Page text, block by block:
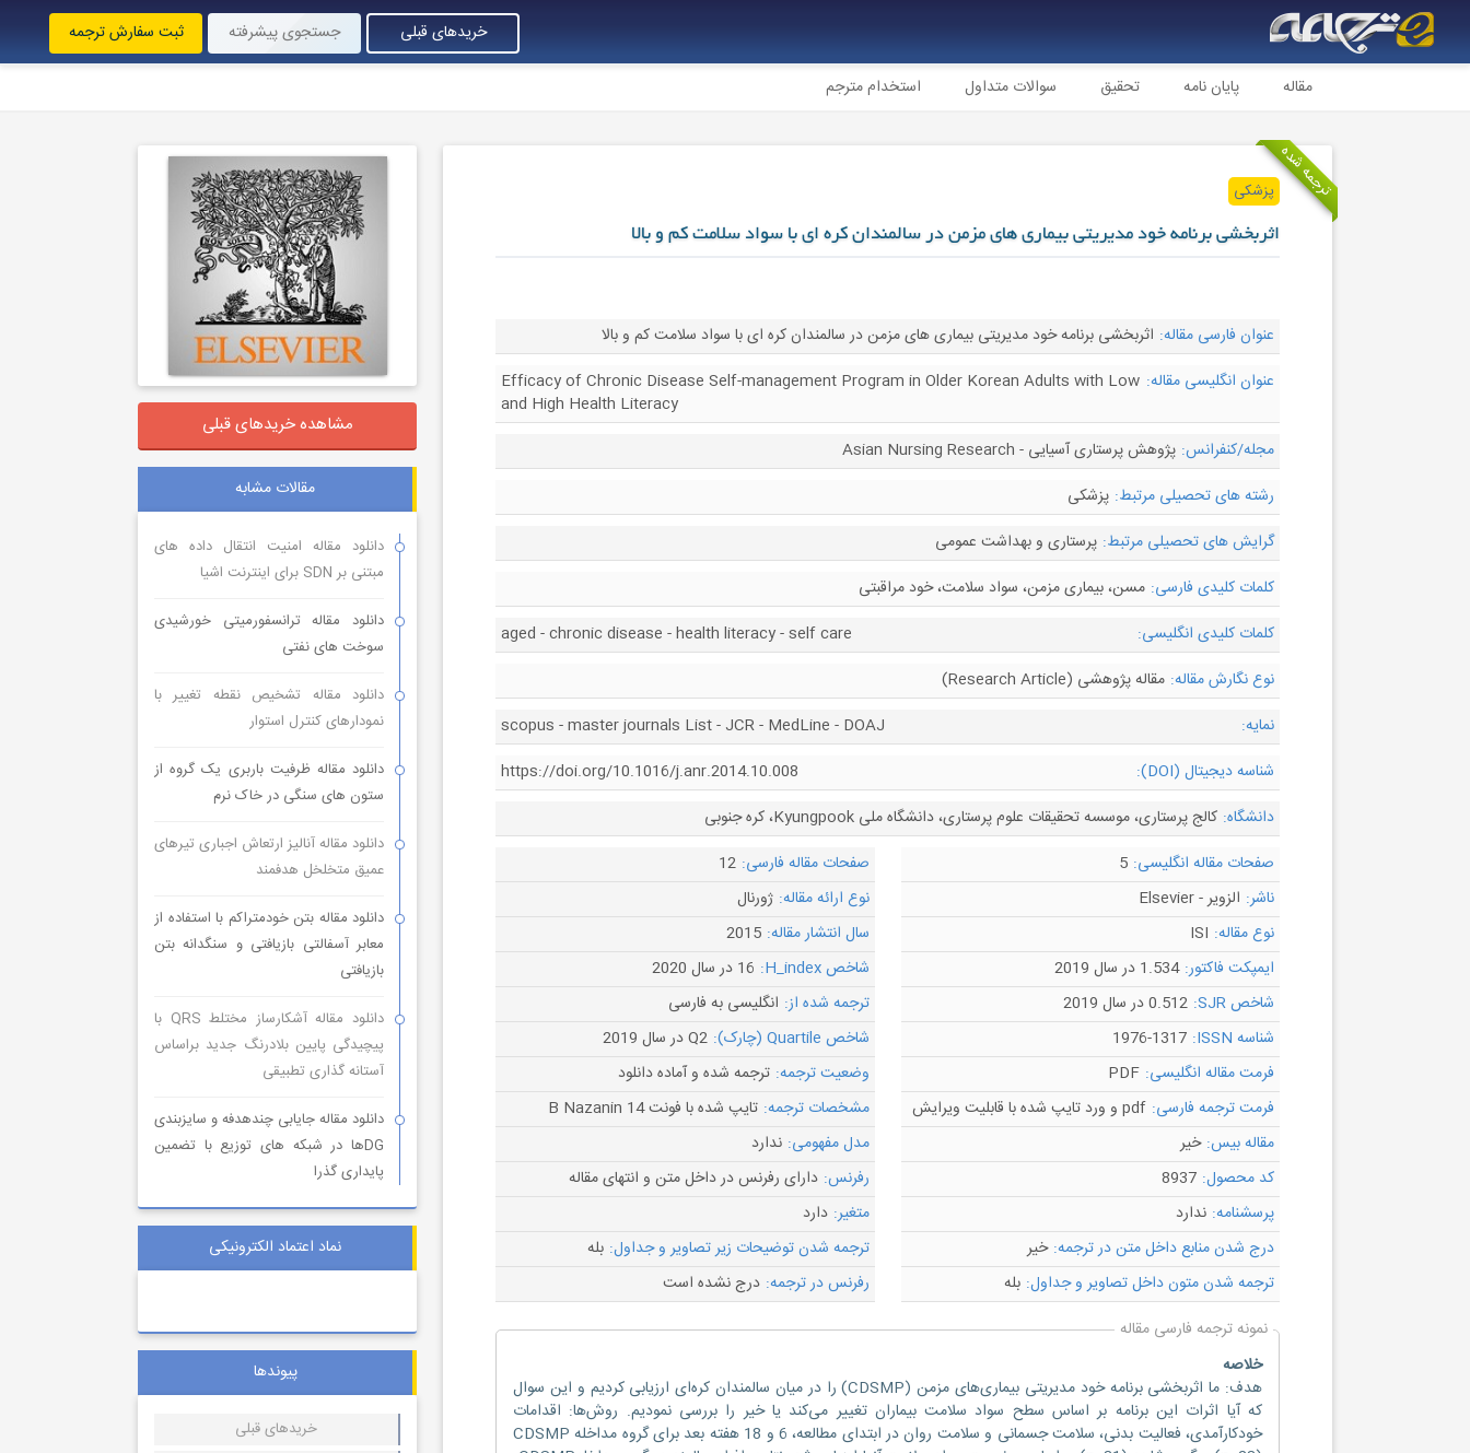
خریدهای قبلی جستجوی پیشرفته ثبت سفارش ترجمه
مقاله پایان نامه تحقیق سوالات متداول استخدام مترجم
ترجمه شدهپزشکی
اثربخشی برنامه خود مدیریتی بیماری های مزمن در سالمندان کره ای با سواد سلامت کم و بالا
عنوان فارسی مقاله: اثربخشی برنامه خود مدیریتی بیماری های مزمن در سالمندان کره ای با سواد سلامت کم و بالا
عنوان انگلیسی مقاله: Efficacy of Chronic Disease Self-management Program in Older Korean Adults with Low
and High Health Literacy
مجله/کنفرانس: پژوهش پرستاری آسیایی - Asian Nursing Research
رشته های تحصیلی مرتبط: پزشکی
گرایش های تحصیلی مرتبط: پرستاری و بهداشت عمومی
کلمات کلیدی فارسی: مسن، بیماری مزمن، سواد سلامت، خود مراقبتی
کلمات کلیدی انگلیسی:
aged - chronic disease - health literacy - self care
نوع نگارش مقاله: مقاله پژوهشی (Research Article)
نمایه:
scopus - master journals List - JCR - MedLine - DOAJ
شناسه دیجیتال (DOI):
https://doi.org/10.1016/j.anr.2014.10.008
دانشگاه: کالج پرستاری، موسسه تحقیقات علوم پرستاری، دانشگاه ملی Kyungpook، کره جنوبی
صفحات مقاله انگلیسی: 5 صفحات مقاله فارسی: 12
ناشر: الزویر - Elsevier نوع ارائه مقاله: ژورنال
نوع مقاله: ISI سال انتشار مقاله: 2015
ایمپکت فاکتور: 1.534 در سال 2019 شاخص H_index:
16 در سال 2020
شاخص SJR:
0.512 در سال 2019 ترجمه شده از: انگلیسی به فارسی
شناسه ISSN:
1976-1317 شاخص Quartile (چارک):
Q2 در سال 2019
فرمت مقاله انگلیسی: PDF وضعیت ترجمه: ترجمه شده و آماده دانلود
فرمت ترجمه فارسی: pdf و ورد تایپ شده با قابلیت ویرایش مشخصات ترجمه: تایپ شده با فونت B Nazanin 14
مقاله بیس: خیر مدل مفهومی: ندارد
کد محصول: 8937 رفرنس: دارای رفرنس در داخل متن و انتهای مقاله
پرسشنامه: ندارد متغیر: دارد
درج شدن منابع داخل متن در ترجمه: خیر ترجمه شدن توضیحات زیر تصاویر و جداول: بله
ترجمه شدن متون داخل تصاویر و جداول: بله رفرنس در ترجمه: درج نشده است
نمونه ترجمه فارسی مقاله
خلاصه
هدف: ما اثربخشی برنامه خود مدیریتی بیماری‌های مزمن (CDSMP) را در میان سالمندان کره‌ای ارزیابی کردیم و این سوال
که آیا اثرات این برنامه بر اساس سطح سواد سلامت بیماران تغییر می‌کند یا خیر را بررسی نمودیم. روش‌ها: اقدامات
خودکارآمدی، فعالیت بدنی، سلامت جسمانی و سلامت روان در ابتدای مطالعه، 6 و 18 هفته بعد برای گروه مداخله CDSMP
مشاهده خریدهای قبلی
مقالات مشابه
دانلود مقاله امنیت انتقال داده های
مبتنی بر SDN برای اینترنت اشیا
دانلود مقاله ترانسفورمیتی خورشیدی
سوخت های نفتی
دانلود مقاله تشخیص نقطه تغییر با
نمودارهای کنترل استوار
دانلود مقاله ظرفیت باربری یک گروه از
ستون های سنگی در خاک نرم
دانلود مقاله آنالیز ارتعاش اجباری تیرهای
عمیق متخلخل هدفمند
دانلود مقاله بتن خودمتراکم با استفاده از
معابر آسفالتی بازیافتی و سنگدانه بتن
بازیافتی
دانلود مقاله آشکارساز مختلط QRS با
پیچیدگی پایین بلادرنگ جدید براساس
آستانه گذاری تطبیقی
دانلود مقاله جایابی چندهدفه و سایزبندی
DGها در شبکه های توزیع با تضمین
پایداری گذرا
نماد اعتماد الکترونیکی
پیوندها
خریدهای قبلی